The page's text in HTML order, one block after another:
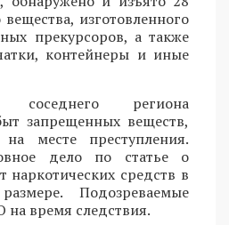
изготовленного
прекурсоров, а также
контейнеры и иные
региона
запрещенных веществ,
месте преступления.
дело по статье о
наркотических средств в
Подозреваемые
время следствия.